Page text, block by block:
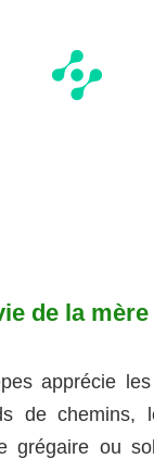
de la
apprécie
de chemins,
grégaire ou